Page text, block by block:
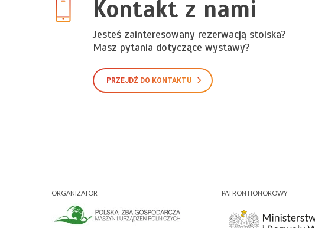
Kontakt z nami
Jesteś zainteresowany rezerwacją stoiska?
Masz pytania dotyczące wystawy?
PRZEJDŹ DO KONTAKTU
ORGANIZATOR PATRON HONOROWY